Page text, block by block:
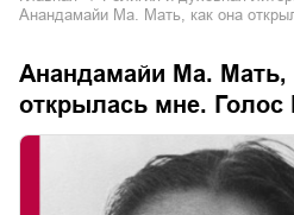
Анандамайи Ма. Мать, как она
Анандамайи Ма. Мать,
открылась мне. Голос